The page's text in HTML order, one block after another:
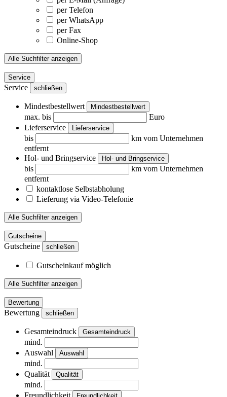
per Telefon
per WhatsApp
per Fax
Online-Shop
Alle Suchfilter anzeigen
Service
Service schließen
Mindestbestellwert Mindestbestellwert
max. bis
Euro
Lieferservice
Lieferservice
bis
km vom Unternehmen
entfernt
Hol- und Bringservice
Hol- und Bringservice
bis
km vom Unternehmen
entfernt
kontaktlose Selbstabholung
Lieferung via Video-Telefonie
Alle Suchfilter anzeigen
Gutscheine
Gutscheine schließen
Gutscheinkauf möglich
Alle Suchfilter anzeigen
Bewertung
Bewertung schließen
Gesamteindruck Gesamteindruck
mind.
Auswahl
Auswahl
mind.
Qualität
Qualität
mind.
Freundlichkeit